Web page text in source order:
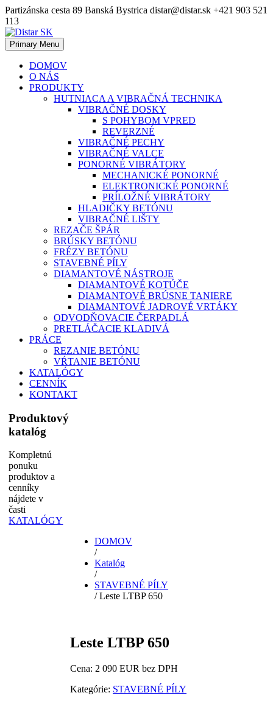
Skip
to
content
Partizánska cesta 89 Banská Bystrica distar@distar.sk +421 903 521
113
Distar SK
Priemyselná diamantová technika
Primary Menu
DOMOV
O NÁS
PRODUKTY
HUTNIACA A VIBRAČNÁ TECHNIKA
VIBRAČNÉ DOSKY
S POHYBOM VPRED
REVERZNÉ
VIBRAČNÉ PECHY
VIBRAČNÉ VALCE
PONORNÉ VIBRÁTORY
MECHANICKÉ PONORNÉ
ELEKTRONICKÉ PONORNÉ
PRÍLOŽNÉ VIBRÁTORY
HLADIČKY BETÓNU
VIBRAČNÉ LIŠTY
REZAČE ŠPÁR
BRÚSKY BETÓNU
FRÉZY BETÓNU
STAVEBNÉ PÍLY
DIAMANTOVÉ NÁSTROJE
DIAMANTOVÉ KOTÚČE
DIAMANTOVÉ BRÚSNE TANIERE
DIAMANTOVÉ JADROVÉ VRTÁKY
ODVODŇOVACIE ČERPADLÁ
PRETLÁČACIE KLADIVÁ
PRÁCE
REZANIE BETÓNU
VŔTANIE BETÓNU
KATALÓGY
CENNÍK
KONTAKT
Produktový
katalóg
Kompletnú
ponuku
produktov a
cenníky
nájdete v
časti
KATALÓGY
DOMOV
/
Katalóg
/
STAVEBNÉ PÍLY
/ Leste LTBP 650
Leste LTBP 650
Cena: 2 090 EUR bez DPH
Kategórie: STAVEBNÉ PÍLY